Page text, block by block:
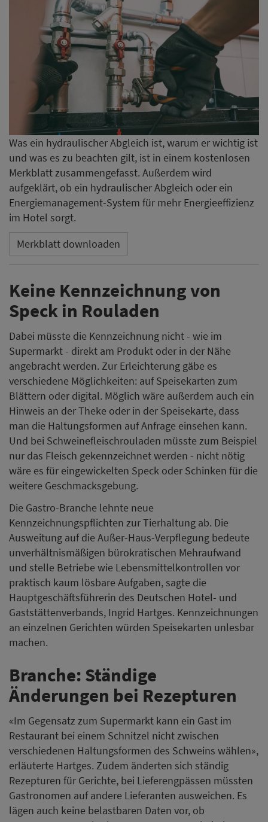
Was ein hydraulischer Abgleich ist, warum er wichtig ist
und was es zu beachten gilt, ist in einem kostenlosen
Merkblatt zusammengefasst. Außerdem wird
aufgeklärt, ob ein hydraulischer Abgleich oder ein
Energiemanagement-System für mehr Energieeffizienz
im Hotel sorgt.
Merkblatt downloaden
Keine Kennzeichnung von
Speck in Rouladen
Dabei müsste die Kennzeichnung nicht - wie im
Supermarkt - direkt am Produkt oder in der Nähe
angebracht werden. Zur Erleichterung gäbe es
verschiedene Möglichkeiten: auf Speisekarten zum
Blättern oder digital. Möglich wäre außerdem auch ein
Hinweis an der Theke oder in der Speisekarte, dass
man die Haltungsformen auf Anfrage einsehen kann.
Und bei Schweinefleischrouladen müsste zum Beispiel
nur das Fleisch gekennzeichnet werden - nicht nötig
wäre es für eingewickelten Speck oder Schinken für die
weitere Geschmacksgebung.
Die Gastro-Branche lehnte neue
Kennzeichnungspflichten zur Tierhaltung ab. Die
Ausweitung auf die Außer-Haus-Verpflegung bedeute
unverhältnismäßigen bürokratischen Mehraufwand
und stelle Betriebe wie Lebensmittelkontrollen vor
praktisch kaum lösbare Aufgaben, sagte die
Hauptgeschäftsführerin des Deutschen Hotel- und
Gaststättenverbands, Ingrid Hartges. Kennzeichnungen
an einzelnen Gerichten würden Speisekarten unlesbar
machen.
Branche: Ständige
Änderungen bei Rezepturen
«Im Gegensatz zum Supermarkt kann ein Gast im
Restaurant bei einem Schnitzel nicht zwischen
verschiedenen Haltungsformen des Schweins wählen»,
erläuterte Hartges. Zudem änderten sich ständig
Rezepturen für Gerichte, bei Lieferengpässen müssten
Gastronomen auf andere Lieferanten ausweichen. Es
lägen auch keine belastbaren Daten vor, ob